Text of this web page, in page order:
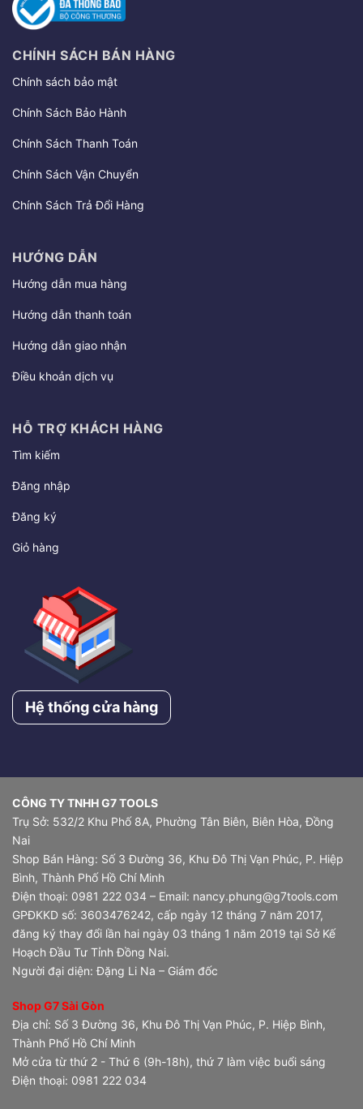
CHÍNH SÁCH BÁN HÀNG
Chính sách bảo mật
Chính Sách Bảo Hành
Chính Sách Thanh Toán
Chính Sách Vận Chuyển
Chính Sách Trả Đổi Hàng
HƯỚNG DẪN
Hướng dẫn mua hàng
Hướng dẫn thanh toán
Hướng dẫn giao nhận
Điều khoản dịch vụ
HỖ TRỢ KHÁCH HÀNG
Tìm kiếm
Đăng nhập
Đăng ký
Giỏ hàng
Hệ thống cửa hàng
CÔNG TY TNHH G7 TOOLS
Trụ Sở: 532/2 Khu Phố 8A, Phường Tân Biên, Biên Hòa, Đồng
Nai
Shop Bán Hàng: Số 3 Đường 36, Khu Đô Thị Vạn Phúc, P. Hiệp
Bình, Thành Phố Hồ Chí Minh
Điện thoại: 0981 222 034 – Email: nancy.phung@g7tools.com
GPĐKKD số: 3603476242, cấp ngày 12 tháng 7 năm 2017,
đăng ký thay đổi lần hai ngày 03 tháng 1 năm 2019 tại Sở Kế
Hoạch Đầu Tư Tỉnh Đồng Nai.
Người đại diện: Đặng Li Na – Giám đốc
Shop G7 Sài Gòn
Địa chỉ: Số 3 Đường 36, Khu Đô Thị Vạn Phúc, P. Hiệp Bình,
Thành Phố Hồ Chí Minh
Mở cửa từ thứ 2 - Thứ 6 (9h-18h), thứ 7 làm việc buổi sáng
Điện thoại: 0981 222 034